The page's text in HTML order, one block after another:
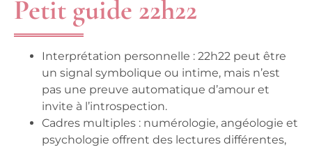
Petit guide 22h22
Interprétation personnelle : 22h22 peut être
un signal symbolique ou intime, mais n’est
pas une preuve automatique d’amour et
invite à l’introspection.
Cadres multiples : numérologie, angéologie et
psychologie offrent des lectures différentes,